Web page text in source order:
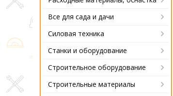
Все для сада и дачи
Силовая техника
Станки и оборудование
Строительное оборудование
Строительные материалы